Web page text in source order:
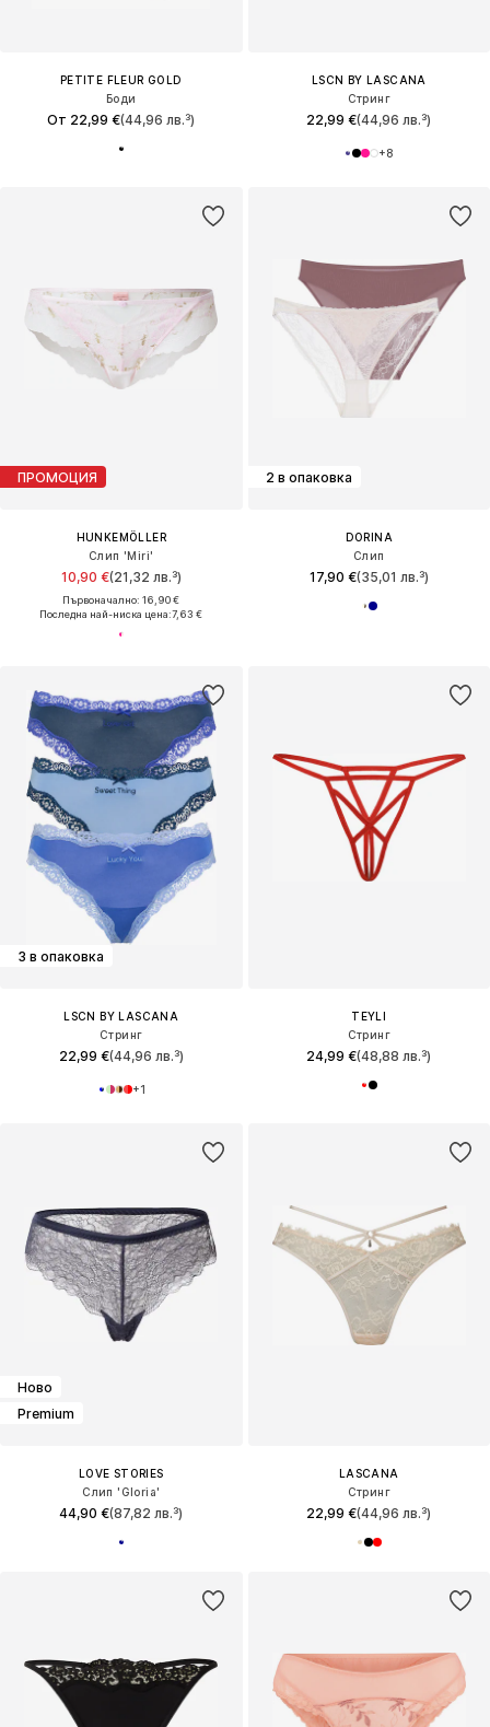
PETITE FLEUR GOLD
Боди
От 22,99 €(44,96 лв.³)
LSCN BY LASCANA
Стринг
22,99 €(44,96 лв.³)
+8
ПРОМОЦИЯ
HUNKEMÖLLER
Слип 'Miri'
10,90 €(21,32 лв.³)
Първоначално: 16,90 €
Последна най-ниска цена:7,63 €
2 в опаковка
DORINA
Слип
17,90 €(35,01 лв.³)
3 в опаковка
LSCN BY LASCANA
Стринг
22,99 €(44,96 лв.³)
+1
TEYLI
Стринг
24,99 €(48,88 лв.³)
Ново
Premium
LOVE STORIES
Слип 'Gloria'
44,90 €(87,82 лв.³)
LASCANA
Стринг
22,99 €(44,96 лв.³)